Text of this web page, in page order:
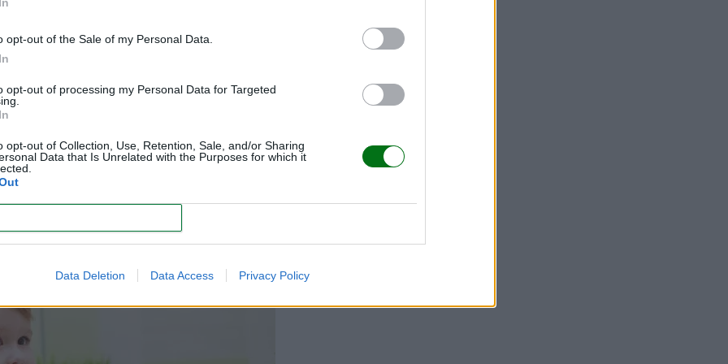
opt-out of the Sale of my Personal Data.
opt-out of processing my Personal Data for Targeted
opt-out of Collection, Use, Retention, Sale, and/or Sharing
Data that Is Unrelated with the Purposes for which it
Data Deletion Data Access Privacy Policy
en el día a día en las que los niños puedan practicar
a la basura, hasta resolver desacuerdos entre
posibilidad de elegir entre varias opciones (decididas de antemano
motivación y también responsabilidad, elementos
para cultivar hábitos de esfuerzo, sacrificio y autodisciplina,
un amor propio que potenciará su capacidad de autosuperación.
entre las que destaca especialmente el autocontrol,
autonomía y la independencia personal.